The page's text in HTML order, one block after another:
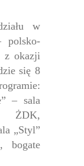
w
polsko-
z okazji
się 8
– sala
ŻDK,
„Styl”
bogate